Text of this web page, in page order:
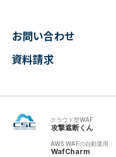
お問い合わせ
資料請求
クラウド型WAF
攻撃遮断くん
AWS WAFの自動運用
WafCharm